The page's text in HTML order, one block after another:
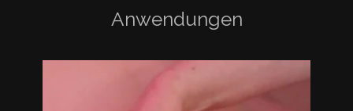
Anwendungen